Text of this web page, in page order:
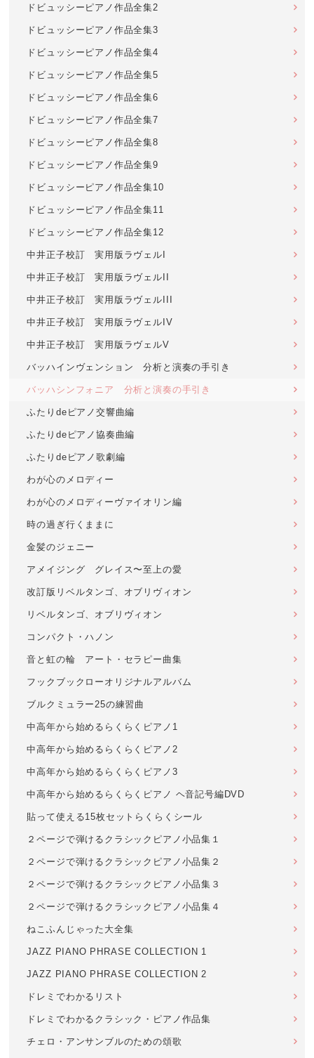
ドビュッシーピアノ作品全集2
ドビュッシーピアノ作品全集3
ドビュッシーピアノ作品全集4
ドビュッシーピアノ作品全集5
ドビュッシーピアノ作品全集6
ドビュッシーピアノ作品全集7
ドビュッシーピアノ作品全集8
ドビュッシーピアノ作品全集9
ドビュッシーピアノ作品全集10
ドビュッシーピアノ作品全集11
ドビュッシーピアノ作品全集12
中井正子校訂 実用版ラヴェルI
中井正子校訂 実用版ラヴェルII
中井正子校訂 実用版ラヴェルIII
中井正子校訂 実用版ラヴェルIV
中井正子校訂 実用版ラヴェルV
バッハインヴェンション 分析と演奏の手引き
バッハシンフォニア 分析と演奏の手引き
ふたりdeピアノ交響曲編
ふたりdeピアノ協奏曲編
ふたりdeピアノ歌劇編
わが心のメロディー
わが心のメロディーヴァイオリン編
時の過ぎ行くままに
金髪のジェニー
アメイジング グレイス〜至上の愛
改訂版リベルタンゴ、オブリヴィオン
リベルタンゴ、オブリヴィオン
コンパクト・ハノン
音と虹の輪 アート・セラピー曲集
フックブックローオリジナルアルバム
ブルクミュラー25の練習曲
中高年から始めるらくらくピアノ1
中高年から始めるらくらくピアノ2
中高年から始めるらくらくピアノ3
中高年から始めるらくらくピアノ ヘ音記号編DVD
貼って使える15枚セットらくらくシール
２ページで弾けるクラシックピアノ小品集１
２ページで弾けるクラシックピアノ小品集２
２ページで弾けるクラシックピアノ小品集３
２ページで弾けるクラシックピアノ小品集４
ねこふんじゃった大全集
JAZZ PIANO PHRASE COLLECTION 1
JAZZ PIANO PHRASE COLLECTION 2
ドレミでわかるリスト
ドレミでわかるクラシック・ピアノ作品集
チェロ・アンサンブルのための頌歌